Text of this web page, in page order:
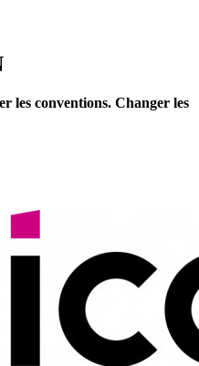
les conventions. Changer les